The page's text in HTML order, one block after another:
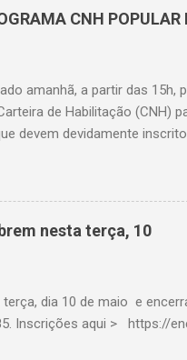
CNH POPULAR
amanhã, a partir das 15h,
de Habilitação (CNH)
devem devidamente
nesta terça, 10
dia 10 de maio e
Inscrições aqui > https://